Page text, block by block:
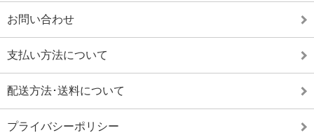
お問い合わせ
支払い方法について
配送方法･送料について
プライバシーポリシー